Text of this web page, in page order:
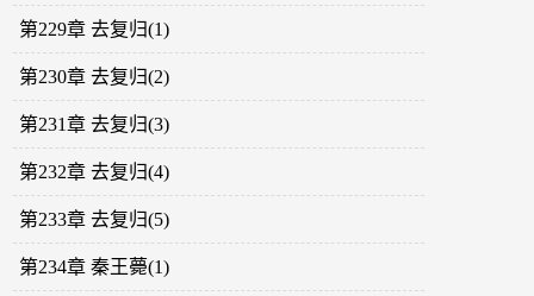
第229章 去复归(1)
第230章 去复归(2)
第231章 去复归(3)
第232章 去复归(4)
第233章 去复归(5)
第234章 秦王薨(1)